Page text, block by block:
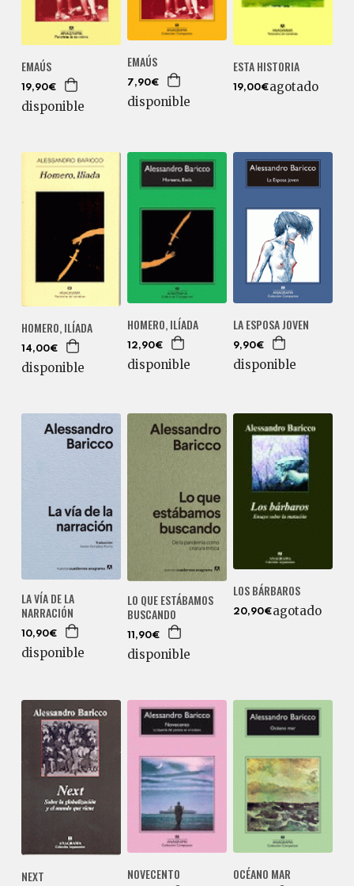
EMAÚS
19,90€
disponible
EMAÚS
7,90€
disponible
ESTA HISTORIA
19,00€agotado
HOMERO, ILÍADA
14,00€
disponible
HOMERO, ILÍADA
12,90€
disponible
LA ESPOSA JOVEN
9,90€
disponible
LA VÍA DE LA
NARRACIÓN
10,90€
disponible
LO QUE ESTÁBAMOS
BUSCANDO
11,90€
disponible
LOS BÁRBAROS
20,90€agotado
NEXT NOVECENTO OCÉANO MAR